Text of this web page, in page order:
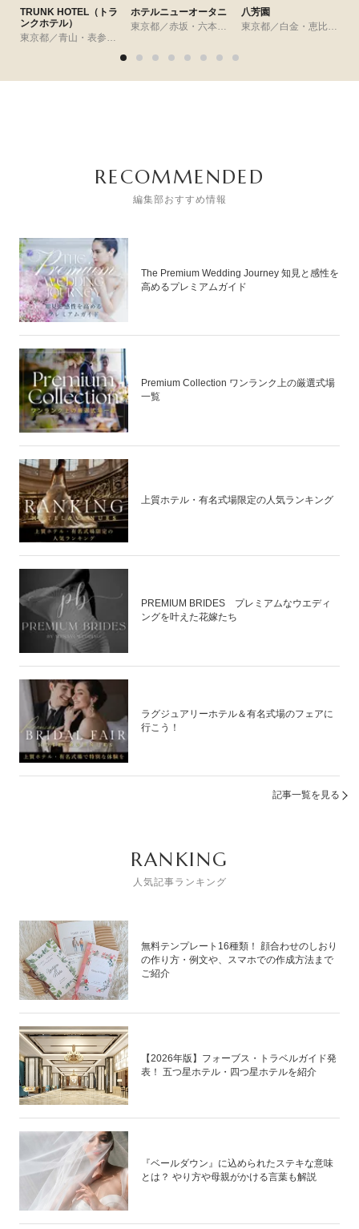
TRUNK HOTEL（トラ
ンクホテル）
東京都／青山・表参道・渋谷・原宿
ホテルニューオータニ
東京都／赤坂・六本木・麻布
八芳園
東京都／白金・恵比寿・代官山・広尾
RECOMMENDED
編集部おすすめ情報
The Premium Wedding Journey 知見と感性を
高めるプレミアムガイド
Premium Collection ワンランク上の厳選式場
一覧
上質ホテル・有名式場限定の人気ランキング
PREMIUM BRIDES プレミアムなウエディ
ングを叶えた花嫁たち
ラグジュアリーホテル＆有名式場のフェアに
行こう！
記事一覧を見る
RANKING
人気記事ランキング
無料テンプレート16種類！ 顔合わせのしおり
の作り方・例文や、スマホでの作成方法まで
ご紹介
【2026年版】フォーブス・トラベルガイド発
表！ 五つ星ホテル・四つ星ホテルを紹介
『ベールダウン』に込められたステキな意味
とは？ やり方や母親がかける言葉も解説